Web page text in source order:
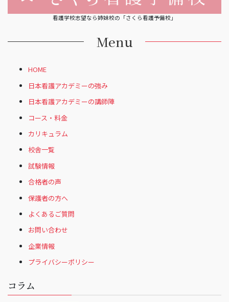
看護学校志望なら姉妹校の「さくら看護予備校」
Menu
HOME
日本看護アカデミーの強み
日本看護アカデミーの講師陣
コース・料金
カリキュラム
校舎一覧
試験情報
合格者の声
保護者の方へ
よくあるご質問
お問い合わせ
企業情報
プライバシーポリシー
コラム